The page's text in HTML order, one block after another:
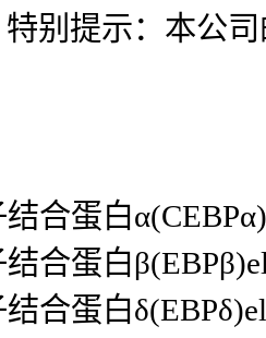
别提示：本公
合蛋白
合蛋白
合蛋白